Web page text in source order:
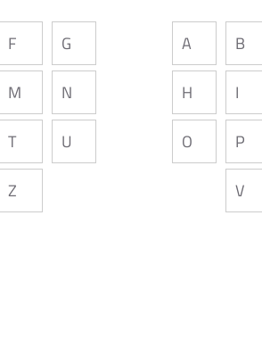
F G
M N
T U
Z
A B
H I
O P
V